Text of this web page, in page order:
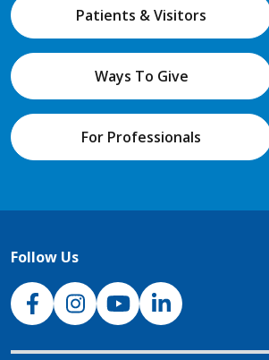
Patients & Visitors
Ways To Give
For Professionals
Follow Us
NJH Facebook
InstagramNJH YouTube
NJH LinkedIn